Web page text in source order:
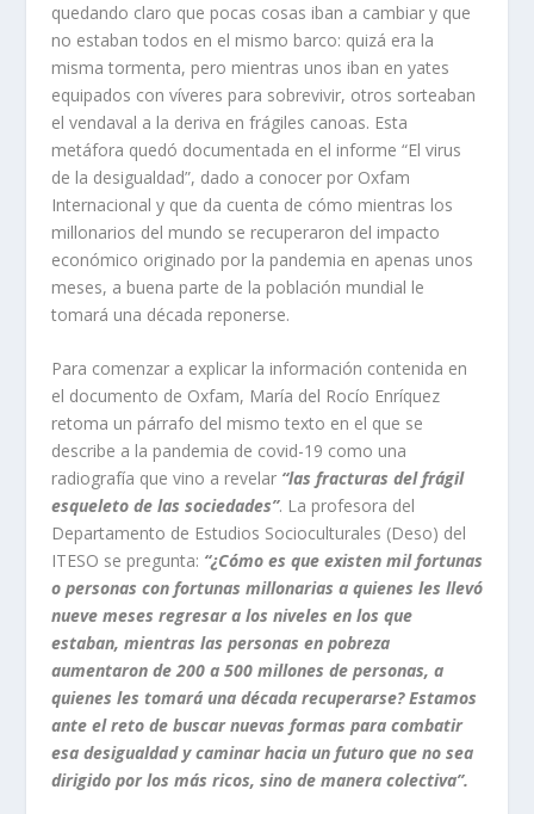
quedando claro que pocas cosas iban a cambiar y que
no estaban todos en el mismo barco: quizá era la
misma tormenta, pero mientras unos iban en yates
equipados con víveres para sobrevivir, otros sorteaban
el vendaval a la deriva en frágiles canoas. Esta
metáfora quedó documentada en el informe “El virus
de la desigualdad”, dado a conocer por Oxfam
Internacional y que da cuenta de cómo mientras los
millonarios del mundo se recuperaron del impacto
económico originado por la pandemia en apenas unos
meses, a buena parte de la población mundial le
tomará una década reponerse.
Para comenzar a explicar la información contenida en
el documento de Oxfam, María del Rocío Enríquez
retoma un párrafo del mismo texto en el que se
describe a la pandemia de covid-19 como una
radiografía que vino a revelar “las fracturas del frágil
esqueleto de las sociedades”. La profesora del
Departamento de Estudios Socioculturales (Deso) del
ITESO se pregunta: “¿Cómo es que existen mil fortunas
o personas con fortunas millonarias a quienes les llevó
nueve meses regresar a los niveles en los que
estaban, mientras las personas en pobreza
aumentaron de 200 a 500 millones de personas, a
quienes les tomará una década recuperarse? Estamos
ante el reto de buscar nuevas formas para combatir
esa desigualdad y caminar hacia un futuro que no sea
dirigido por los más ricos, sino de manera colectiva”.